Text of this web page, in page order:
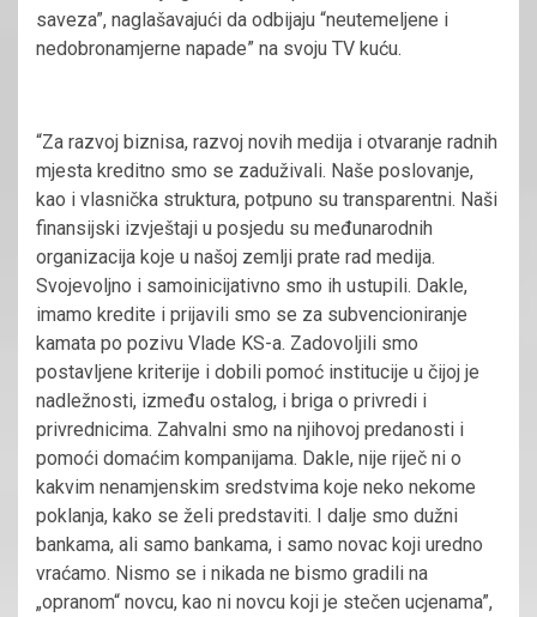
saveza”, naglašavajući da odbijaju “neutemeljene i
nedobronamjerne napade” na svoju TV kuću.
“Za razvoj biznisa, razvoj novih medija i otvaranje radnih
mjesta kreditno smo se zaduživali. Naše poslovanje,
kao i vlasnička struktura, potpuno su transparentni. Naši
finansijski izvještaji u posjedu su međunarodnih
organizacija koje u našoj zemlji prate rad medija.
Svojevoljno i samoinicijativno smo ih ustupili. Dakle,
imamo kredite i prijavili smo se za subvencioniranje
kamata po pozivu Vlade KS-a. Zadovoljili smo
postavljene kriterije i dobili pomoć institucije u čijoj je
nadležnosti, između ostalog, i briga o privredi i
privrednicima. Zahvalni smo na njihovoj predanosti i
pomoći domaćim kompanijama. Dakle, nije riječ ni o
kakvim nenamjenskim sredstvima koje neko nekome
poklanja, kako se želi predstaviti. I dalje smo dužni
bankama, ali samo bankama, i samo novac koji uredno
vraćamo. Nismo se i nikada ne bismo gradili na
„opranom“ novcu, kao ni novcu koji je stečen ucjenama”,